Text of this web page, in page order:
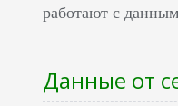
работают с
Данные от